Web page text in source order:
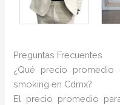
Preguntas Frecuentes
¿Qué precio
smoking en Cdmx?
El precio promedio